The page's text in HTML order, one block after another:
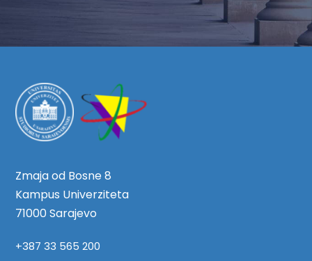
Zmaja od Bosne 8
Kampus Univerziteta
71000 Sarajevo
+387 33 565 200